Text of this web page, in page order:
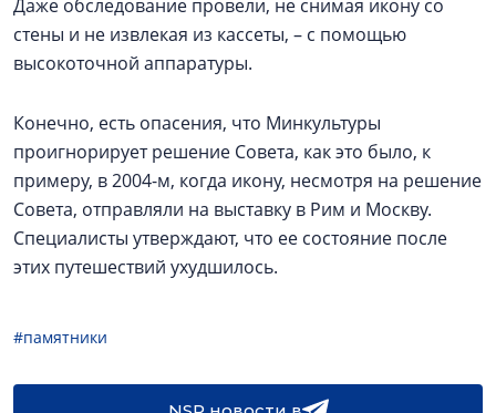
Даже обследование провели, не снимая икону со
стены и не извлекая из кассеты, – с помощью
высокоточной аппаратуры.
Конечно, есть опасения, что Минкультуры
проигнорирует решение Совета, как это было, к
примеру, в 2004-м, когда икону, несмотря на решение
Совета, отправляли на выставку в Рим и Москву.
Специалисты утверждают, что ее состояние после
этих путешествий ухудшилось.
#памятники